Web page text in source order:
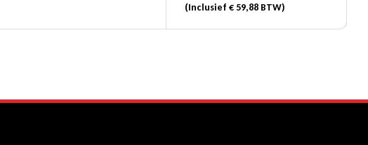
(Inclusief€ 59,88 BTW)